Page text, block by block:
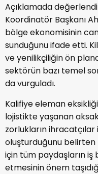
Açıklamada
Koordinatör Başkanı
bölge ekonomisinin
sunduğunu ifade etti.
ve yenilikçiliğin ön
sektörün bazı temel
da vurguladı.
Kalifiye eleman
lojistikte yaşanan
zorlukların
oluşturduğunu belirten
için tüm paydaşların
etmesinin önem